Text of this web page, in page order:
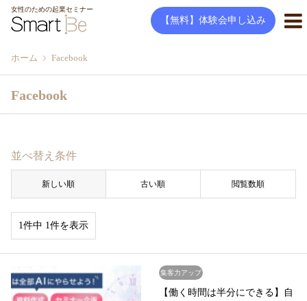
女性のための起業セミナー
【無料】体験会申し込み
ホーム Facebook
Facebook
並べ替え条件
新しい順 古い順 閲覧数順
1件中 1件を表示
集客力アップ
【働く時間は半分にできる】自